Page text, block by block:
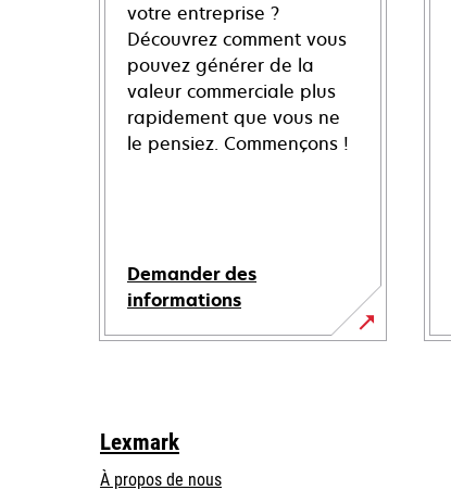
votre entreprise ?
Découvrez comment vous
pouvez générer de la
valeur commerciale plus
rapidement que vous ne
le pensiez. Commençons !
Demander des
informations
Lexmark
À propos de nous